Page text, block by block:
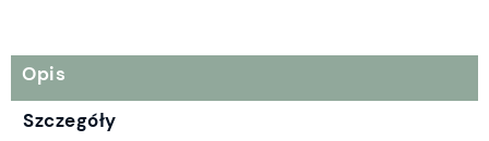
Opis
Szczegóły